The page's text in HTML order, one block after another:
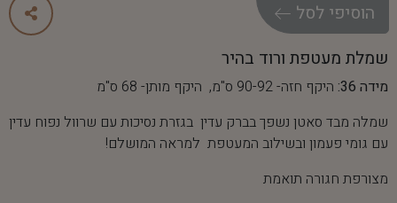
הוסיפי לסל
שמלת מעטפת ורוד בהיר
מידה 36:
היקף חזה- 90-92 ס"מ, היקף מותן- 68 ס"מ
שמלה מבד סאטן נשפך בברק עדין בגזרת נסיכות עם שרוול נפוח עדין
עם גומי פעמון ובשילוב המעטפת למראה המושלם!
מצורפת חגורה תואמת